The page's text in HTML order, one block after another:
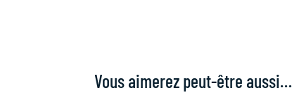
Vous aimerez peut-être aussi…